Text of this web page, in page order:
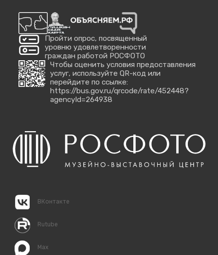
Пройти опрос, посвященный
уровню удовлетворенности
граждан работой РОСФОТО
Чтобы оценить условия предоставления
услуг, используйте QR-код или
перейдите по ссылке:
https://bus.gov.ru/qrcode/rate/452448?
agencyId=264938
ВКонтакте
Rutube
Max